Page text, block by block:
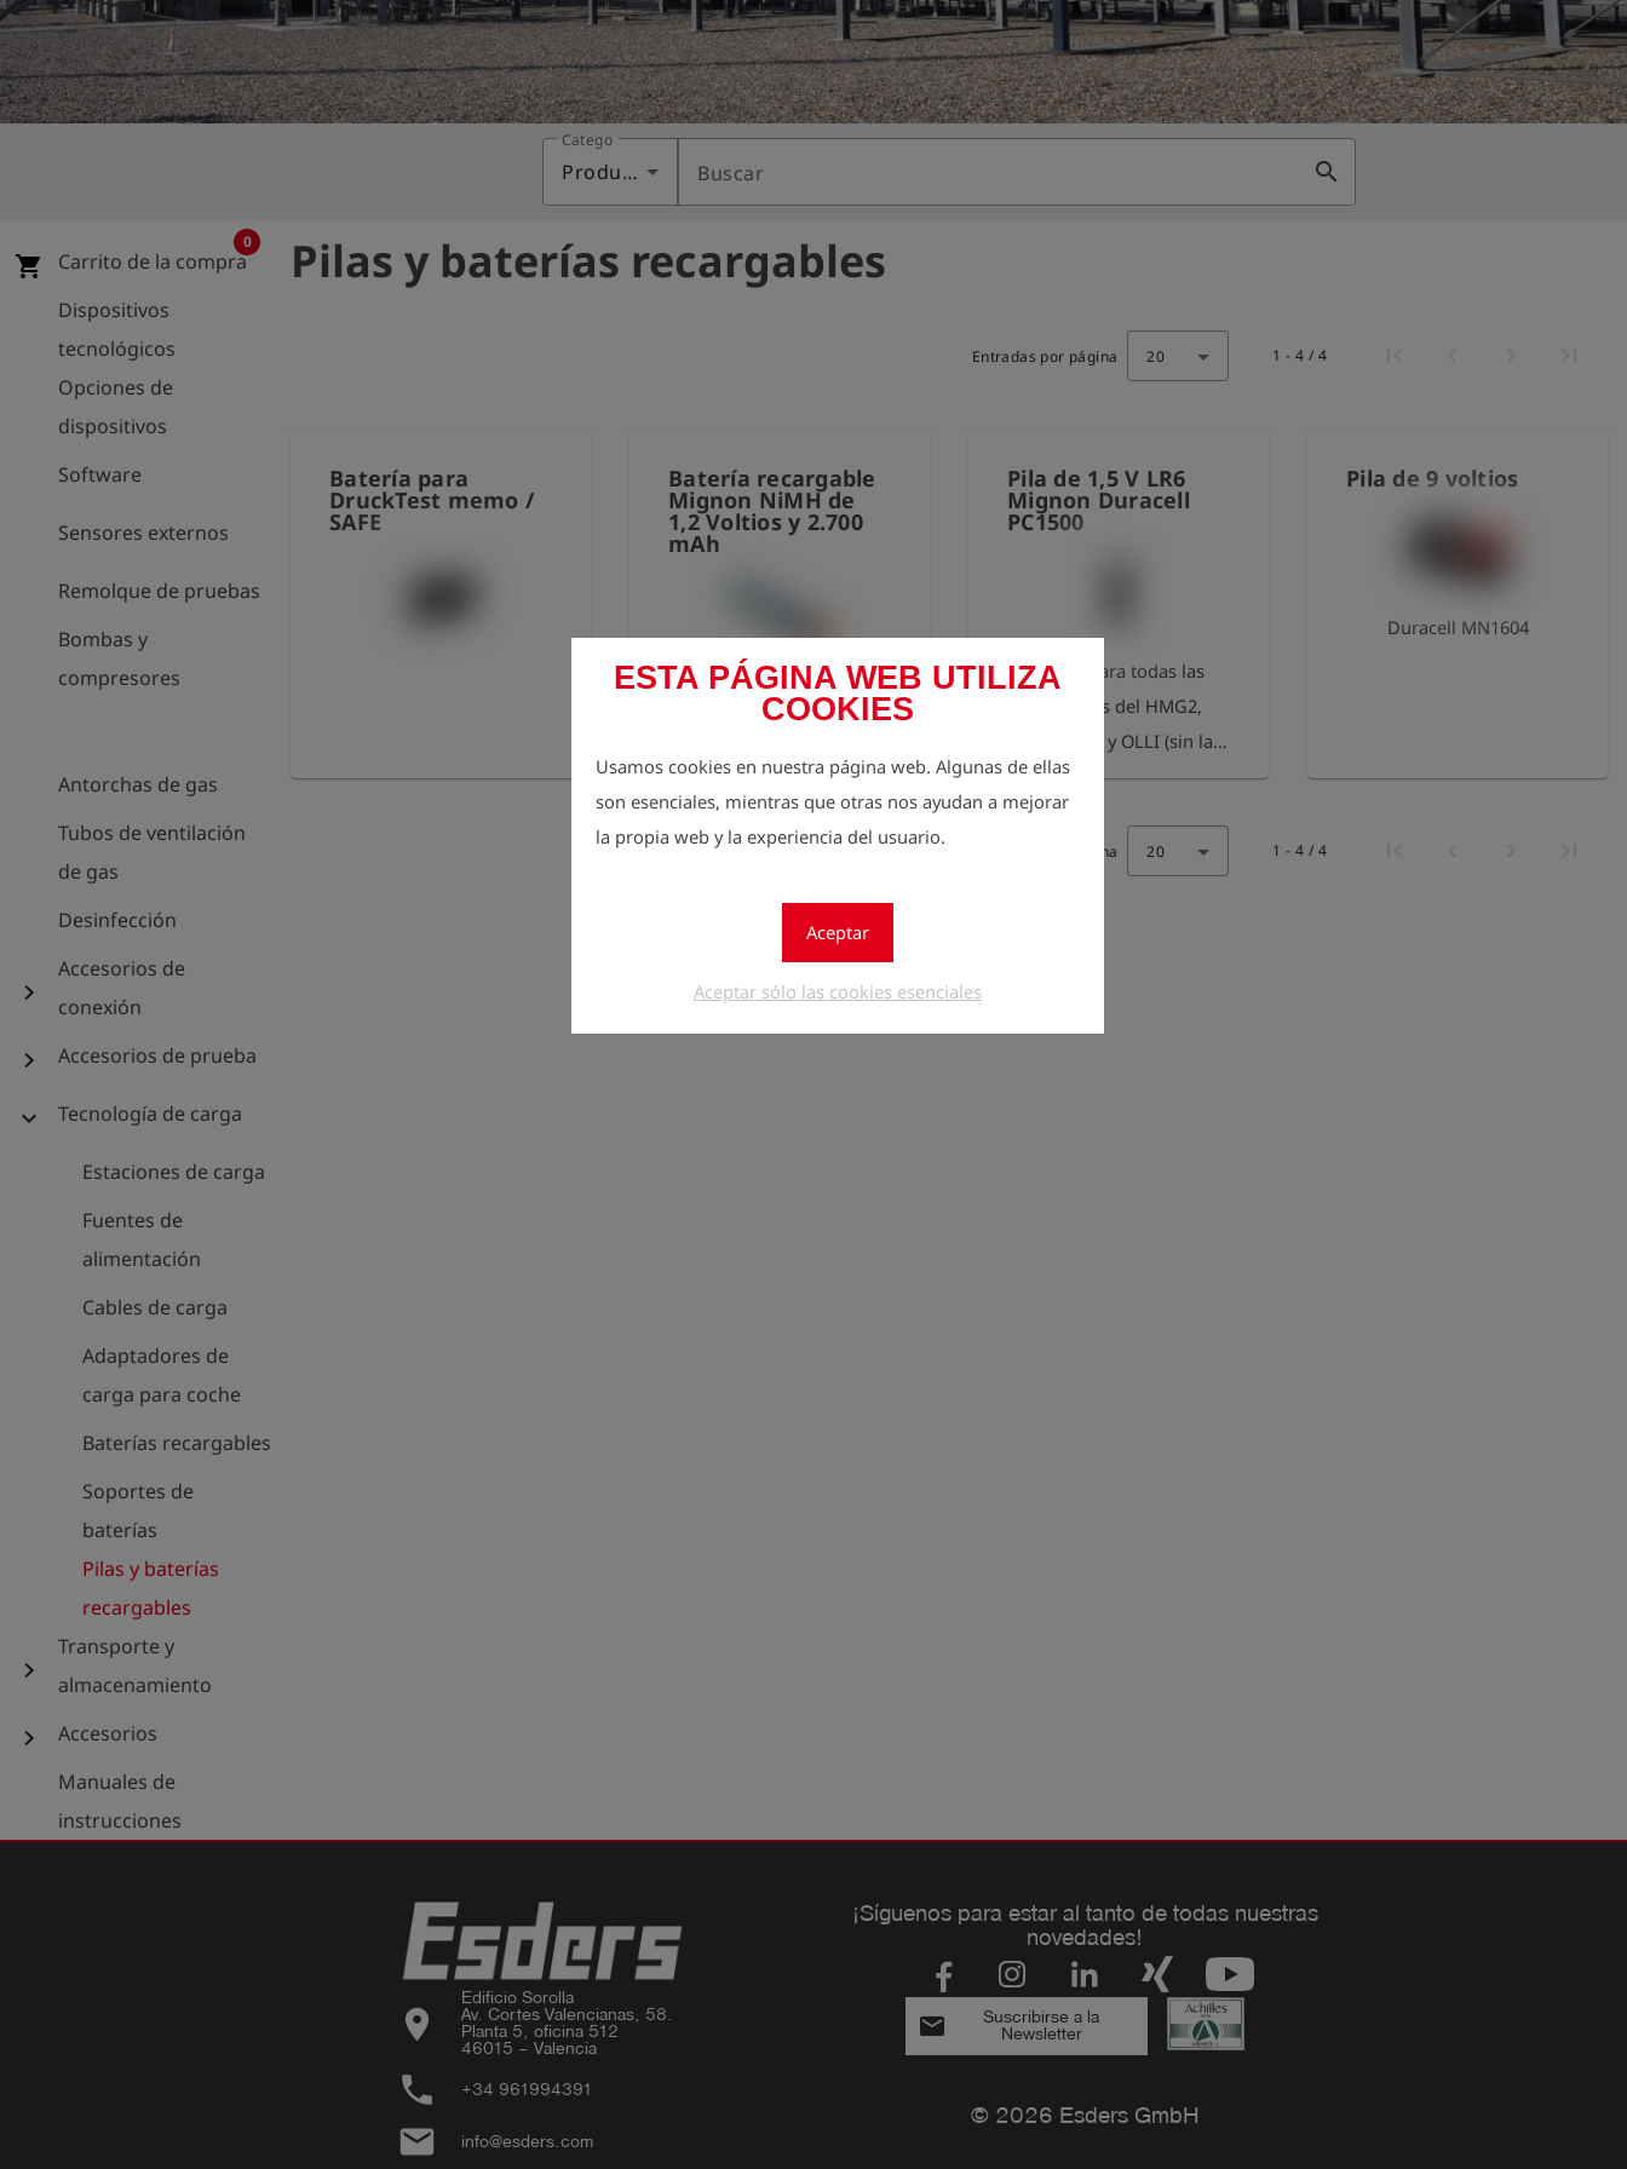
shield Registro
ESTA PÁGINA WEB UTILIZA
COOKIES
Usamos cookies en nuestra página web. Algunas de ellas
son esenciales, mientras que otras nos ayudan a mejorar
la propia web y la experiencia del usuario.
Aceptar
Aceptar sólo las cookies esenciales
Categoría
Productos Buscar search
shopping_cart Carrito de la compra
0
Dispositivos
tecnológicos
Opciones de
dispositivos
Software
Sensores externos
Remolque de pruebas
Bombas y
compresores
Antorchas de gas
Tubos de ventilación
de gas
Desinfección
chevron_right
Accesorios de
conexión
chevron_right Accesorios de prueba
expand_more Tecnología de carga
Estaciones de carga
Fuentes de
alimentación
Cables de carga
Adaptadores de
carga para coche
Baterías recargables
Soportes de
baterías
Pilas y baterías
recargables
chevron_right
Transporte y
almacenamiento
chevron_right
Accesorios
Manuales de
instrucciones
Pilas y baterías recargables
Entradas por página 20 1 - 4 / 4
Batería para
DruckTest memo /
SAFE
Batería recargable
Mignon NiMH de
1,2 Voltios y 2.700
mAh
Para todas las variantes de
HMG2
Pila de 1,5 V LR6
Mignon Duracell
PC1500
Válida para todas las
variantes del HMG2,
HMG2 EX y OLLI (sin la
función de medición
Pila de 9 voltios
Duracell MN1604
Entradas por página 20 1 - 4 / 4
location_on
Edificio Sorolla
Av. Cortes Valencianas, 58.
Planta 5, oficina 512
46015 – Valencia
phone +34 961994391
email info@esders.com
¡Síguenos para estar al tanto de todas nuestras
novedades!
email
Suscribirse a la
Newsletter
© 2026 Esders GmbH